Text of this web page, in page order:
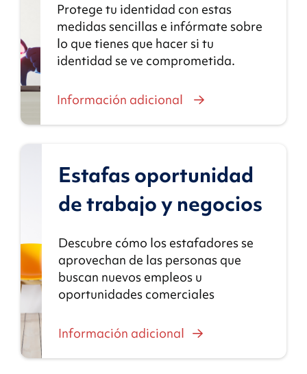
Protege tu identidad con estas
medidas sencillas e infórmate sobre
lo que tienes que hacer si tu
identidad se ve comprometida.
Información adicional
Estafas oportunidad
de trabajo y negocios
Descubre cómo los estafadores se
aprovechan de las personas que
buscan nuevos empleos u
oportunidades comerciales
Información adicional